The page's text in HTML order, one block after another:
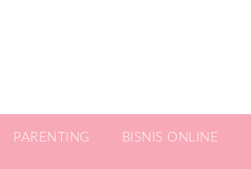
PARENTING BISNIS ONLINE